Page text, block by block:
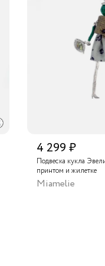
4 299 ₽
Подвеска кукла
принтом и жилетке
Miamelie